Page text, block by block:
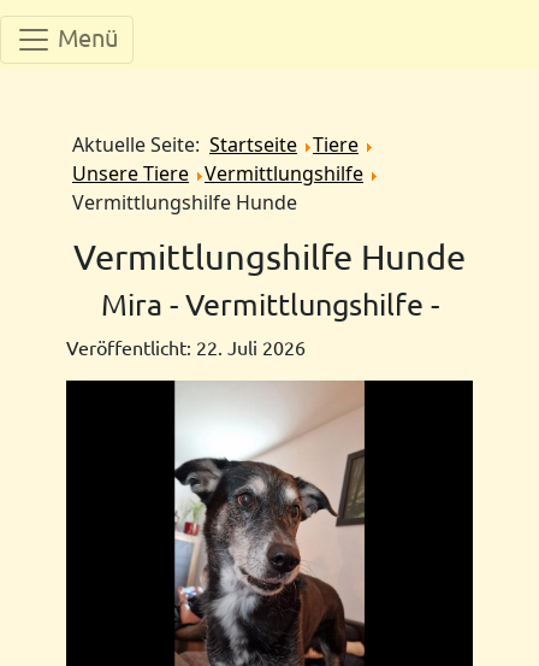
Menü
Aktuelle Seite: Startseite Tiere
Unsere Tiere Vermittlungshilfe
Vermittlungshilfe Hunde
Vermittlungshilfe Hunde
Mira - Vermittlungshilfe -
Veröffentlicht: 22. Juli 2026